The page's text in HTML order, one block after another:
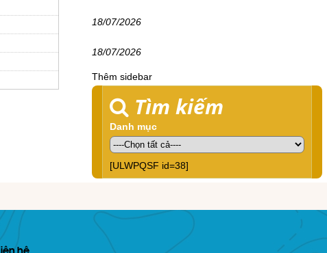
18/07/2026
18/07/2026
Thêm sidebar
Tìm kiếm
Danh mục
[ULWPQSF id=38]